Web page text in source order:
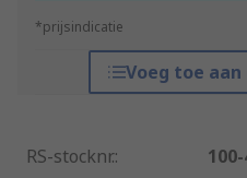
*prijsindicatie
Voeg toe
RS-stocknr.: